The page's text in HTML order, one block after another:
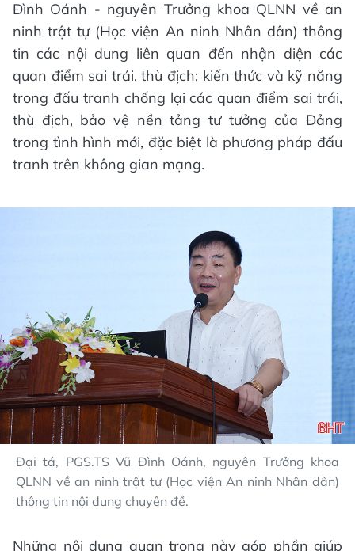
Đình Oánh - nguyên Trưởng khoa QLNN về an
ninh trật tự (Học viện An ninh Nhân dân) thông
tin các nội dung liên quan đến nhận diện các
quan điểm sai trái, thù địch; kiến thức và kỹ năng
trong đấu tranh chống lại các quan điểm sai trái,
thù địch, bảo vệ nền tảng tư tưởng của Đảng
trong tình hình mới, đặc biệt là phương pháp đấu
tranh trên không gian mạng.
Đại tá, PGS.TS Vũ Đình Oánh, nguyên Trưởng khoa
QLNN về an ninh trật tự (Học viện An ninh Nhân dân)
thông tin nội dung chuyên đề.
Những nội dung quan trọng này góp phần giúp